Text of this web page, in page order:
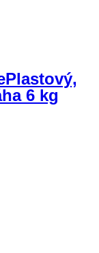
Plastový,
6 kg